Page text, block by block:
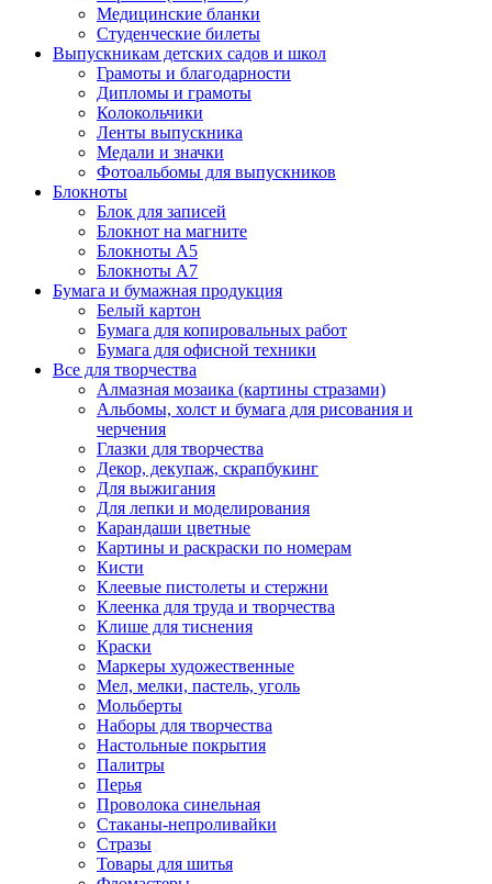
Медицинские бланки
Студенческие билеты
Выпускникам детских садов и школ
Грамоты и благодарности
Дипломы и грамоты
Колокольчики
Ленты выпускника
Медали и значки
Фотоальбомы для выпускников
Блокноты
Блок для записей
Блокнот на магните
Блокноты А5
Блокноты А7
Бумага и бумажная продукция
Белый картон
Бумага для копировальных работ
Бумага для офисной техники
Все для творчества
Алмазная мозаика (картины стразами)
Альбомы, холст и бумага для рисования и
черчения
Глазки для творчества
Декор, декупаж, скрапбукинг
Для выжигания
Для лепки и моделирования
Карандаши цветные
Картины и раскраски по номерам
Кисти
Клеевые пистолеты и стержни
Клеенка для труда и творчества
Клише для тиснения
Краски
Маркеры художественные
Мел, мелки, пастель, уголь
Мольберты
Наборы для творчества
Настольные покрытия
Палитры
Перья
Проволока синельная
Стаканы-непроливайки
Стразы
Товары для шитья